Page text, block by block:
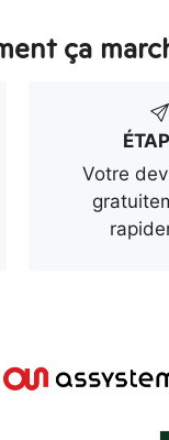
ça
Votre